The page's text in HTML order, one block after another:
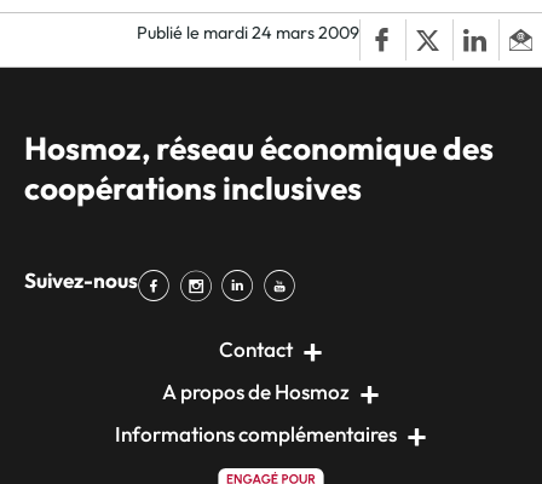
Publié le mardi 24 mars 2009
Hosmoz, réseau économique des
coopérations inclusives
Suivez-nous
Contact
A propos de Hosmoz
Informations complémentaires